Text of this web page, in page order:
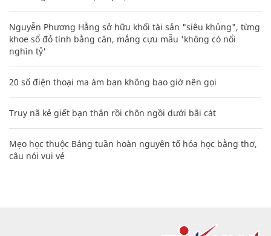
Nguyễn Phương Hằng sở hữu khối tài sản "siêu khủng", từng
khoe sổ đỏ tính bằng cân, mắng cựu mẫu 'không có nổi
nghìn tỷ'
20 số điện thoại ma ám bạn không bao giờ nên gọi
Truy nã kẻ giết bạn thân rồi chôn ngồi dưới bãi cát
Mẹo học thuộc Bảng tuần hoàn nguyên tố hóa học bằng thơ,
câu nói vui vẻ